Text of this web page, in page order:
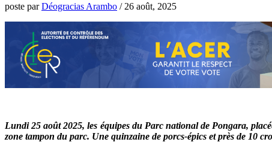
poste parDéogracias Arambo / 26 août, 2025
Lundi 25 août 2025, les équipes du Parc national de Pongara,
zone tampon du parc. Une quinzaine de porcs-épics et près de 10